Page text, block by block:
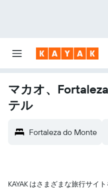
マカオ、
テル
Fortaleza do Monte
KAYAK はさまざまな旅行サイ